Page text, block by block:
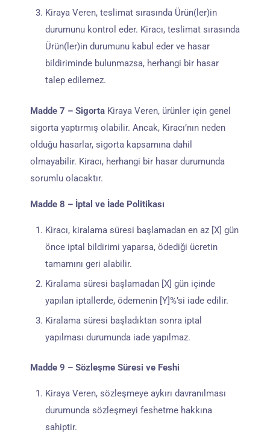
Kiraya Veren, teslimat sırasında Ürün(ler)in
durumunu kontrol eder. Kiracı, teslimat sırasında
Ürün(ler)in durumunu kabul eder ve hasar
bildiriminde bulunmazsa, herhangi bir hasar
talep edilemez.
Madde 7 – Sigorta Kiraya Veren, ürünler için genel
sigorta yaptırmış olabilir. Ancak, Kiracı’nın neden
olduğu hasarlar, sigorta kapsamına dahil
olmayabilir. Kiracı, herhangi bir hasar durumunda
sorumlu olacaktır.
Madde 8 – İptal ve İade Politikası
Kiracı, kiralama süresi başlamadan en az [X] gün
önce iptal bildirimi yaparsa, ödediği ücretin
tamamını geri alabilir.
Kiralama süresi başlamadan [X] gün içinde
yapılan iptallerde, ödemenin [Y]%’si iade edilir.
Kiralama süresi başladıktan sonra iptal
yapılması durumunda iade yapılmaz.
Madde 9 – Sözleşme Süresi ve Feshi
Kiraya Veren, sözleşmeye aykırı davranılması
durumunda sözleşmeyi feshetme hakkına
sahiptir.